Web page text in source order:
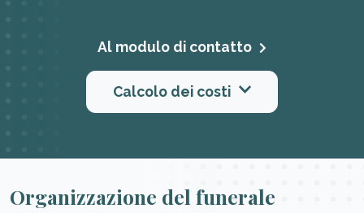
Al modulo di contatto
Calcolo dei costi
Organizzazione del funerale